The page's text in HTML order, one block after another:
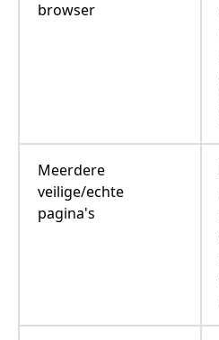
browser
Meerdere
veilige/echte
pagina's